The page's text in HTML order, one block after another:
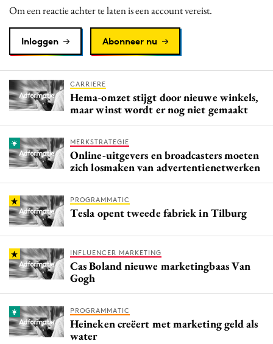
PR
Purpose Marketing
Reputatie & crisis
Om een reactie achter te laten is een account vereist.
Inloggen Abonneer nu
CARRIERE
Hema-omzet stijgt door nieuwe winkels,
maar winst wordt er nog niet gemaakt
MERKSTRATEGIE
Online-uitgevers en broadcasters moeten
zich losmaken van advertentienetwerken
PROGRAMMATIC
Tesla opent tweede fabriek in Tilburg
INFLUENCER MARKETING
Cas Boland nieuwe marketingbaas Van
Gogh
PROGRAMMATIC
Heineken creëert met marketing geld als
water